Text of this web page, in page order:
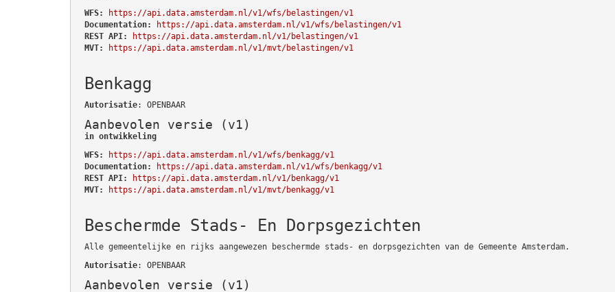
WFS:
https://api.data.amsterdam.nl/v1/wfs/belastingen/v1
Documentation:
https://api.data.amsterdam.nl/v1/wfs/belastingen/v1
REST API:
https://api.data.amsterdam.nl/v1/belastingen/v1
MVT:
https://api.data.amsterdam.nl/v1/mvt/belastingen/v1
Benkagg
Autorisatie: OPENBAAR
Aanbevolen versie (v1)
in ontwikkeling
WFS:
https://api.data.amsterdam.nl/v1/wfs/benkagg/v1
Documentation:
https://api.data.amsterdam.nl/v1/wfs/benkagg/v1
REST API:
https://api.data.amsterdam.nl/v1/benkagg/v1
MVT:
https://api.data.amsterdam.nl/v1/mvt/benkagg/v1
Beschermde Stads- En Dorpsgezichten
Alle gemeentelijke en rijks aangewezen beschermde stads- en dorpsgezichten van de Gemeente Amsterdam.
Autorisatie: OPENBAAR
Aanbevolen versie (v1)